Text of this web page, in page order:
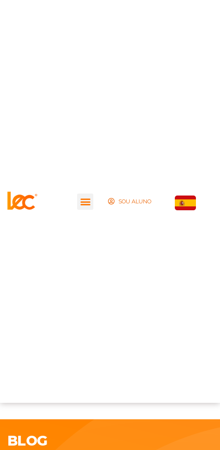
SOU ALUNO
BLOG